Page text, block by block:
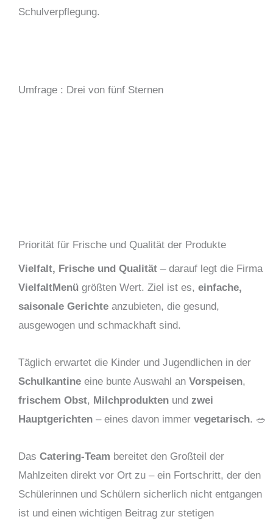
Schulverpflegung.
Umfrage : Drei von fünf Sternen
Priorität für Frische und Qualität der Produkte
Vielfalt, Frische und Qualität – darauf legt die Firma
VielfaltMenü größten Wert. Ziel ist es, einfache,
saisonale Gerichte anzubieten, die gesund,
ausgewogen und schmackhaft sind.
Täglich erwartet die Kinder und Jugendlichen in der
Schulkantine eine bunte Auswahl an Vorspeisen,
frischem Obst, Milchprodukten und zwei
Hauptgerichten – eines davon immer vegetarisch. 🥗
Das Catering-Team bereitet den Großteil der
Mahlzeiten direkt vor Ort zu – ein Fortschritt, der den
Schülerinnen und Schülern sicherlich nicht entgangen
ist und einen wichtigen Beitrag zur stetigen